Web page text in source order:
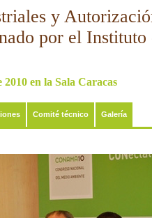
y
por el
en la Sala Caracas
Comité técnico Galería